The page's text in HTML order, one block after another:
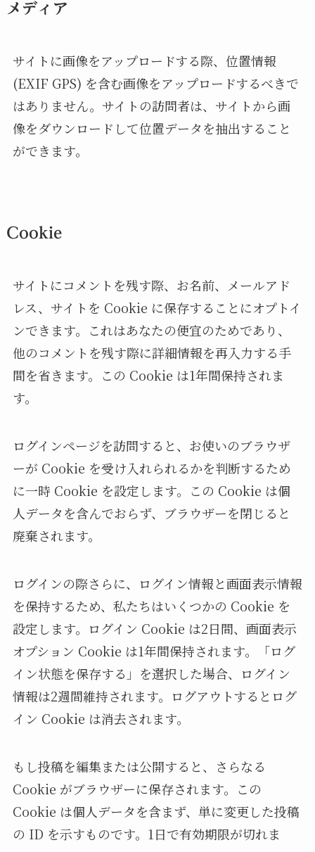
メディア
サイトに画像をアップロードする際、位置情報
(EXIF GPS) を含む画像をアップロードするべきで
はありません。サイトの訪問者は、サイトから画
像をダウンロードして位置データを抽出すること
ができます。
Cookie
サイトにコメントを残す際、お名前、メールアド
レス、サイトを Cookie に保存することにオプトイ
ンできます。これはあなたの便宜のためであり、
他のコメントを残す際に詳細情報を再入力する手
間を省きます。この Cookie は1年間保持されま
す。
ログインページを訪問すると、お使いのブラウザ
ーが Cookie を受け入れられるかを判断するため
に一時 Cookie を設定します。この Cookie は個
人データを含んでおらず、ブラウザーを閉じると
廃棄されます。
ログインの際さらに、ログイン情報と画面表示情報
を保持するため、私たちはいくつかの Cookie を
設定します。ログイン Cookie は2日間、画面表示
オプション Cookie は1年間保持されます。「ログ
イン状態を保存する」を選択した場合、ログイン
情報は2週間維持されます。ログアウトするとログ
イン Cookie は消去されます。
もし投稿を編集または公開すると、さらなる
Cookie がブラウザーに保存されます。この
Cookie は個人データを含まず、単に変更した投稿
の ID を示すものです。1日で有効期限が切れま